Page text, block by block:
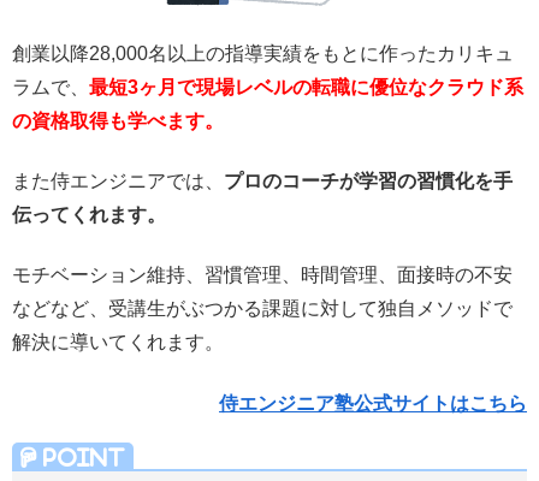
創業以降28,000名以上の指導実績をもとに作ったカリキュ
ラムで、 最短3ヶ月で現場レベルの転職に優位なクラウド系
の資格取得も学べます。
また侍エンジニアでは、 プロのコーチが学習の習慣化を手
伝ってくれます。
モチベーション維持、習慣管理、時間管理、面接時の不安
などなど、受講生がぶつかる課題に対して独自メソッドで
解決に導いてくれます。
侍エンジニア塾公式サイトはこちら